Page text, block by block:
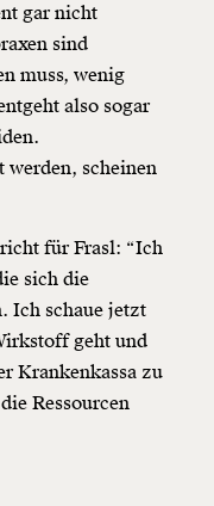
gar nicht
sind
muss, wenig
also sogar
werden, scheinen
für Frasl: “Ich
sich die
Ich schaue jetzt
geht und
Krankenkassa zu
Ressourcen